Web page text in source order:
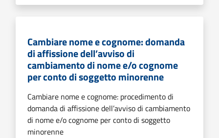
Cambiare nome e cognome: domanda
di affissione dell’avviso di
cambiamento di nome e/o cognome
per conto di soggetto minorenne
Cambiare nome e cognome: procedimento di
domanda di affissione dell’avviso di cambiamento
di nome e/o cognome per conto di soggetto
minorenne